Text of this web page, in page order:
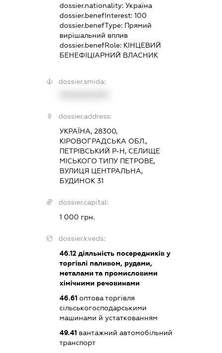
dossier.nationality: Україна
dossier.benefInterest: 100
dossier.benefType: Прямий
вирішальний вплив
dossier.benefRole: КІНЦЕВИЙ
БЕНЕФІЦІАРНИЙ ВЛАСНИК
dossier.smida:
dossier.address:
УКРАЇНА, 28300,
КІРОВОГРАДСЬКА ОБЛ.,
ПЕТРІВСЬКИЙ Р-Н, СЕЛИЩЕ
МІСЬКОГО ТИПУ ПЕТРОВЕ,
ВУЛИЦЯ ЦЕНТРАЛЬНА,
БУДИНОК 31
dossier.capital:
1 000 грн.
dossier.kveds:
46.12діяльність посередників у
торгівлі паливом, рудами,
металами та промисловими
хімічними речовинами
46.61оптова торгівля
сільськогосподарськими
машинами й устаткованням
49.41вантажний автомобільний
транспорт